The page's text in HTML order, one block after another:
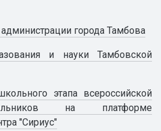
города Тамбова
и науки Тамбовской
этапа всероссийской
на платформе
"Сириус"